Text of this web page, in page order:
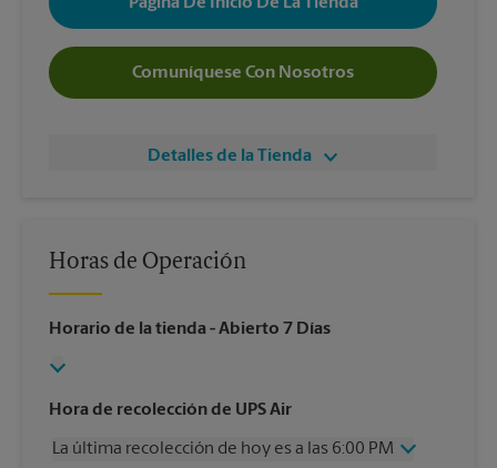
Comuníquese Con Nosotros
Detalles de la Tienda
Horas de Operación
Horario de la tienda - Abierto 7 Días
Hora de recolección de UPS Air
La última recolección de hoy es a las 6:00 PM